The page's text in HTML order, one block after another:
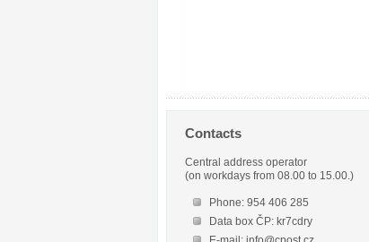
Contacts
Central address operator
(on workdays from 08.00 to 15.00.)
Phone: 954 406 285
Data box ČP: kr7cdry